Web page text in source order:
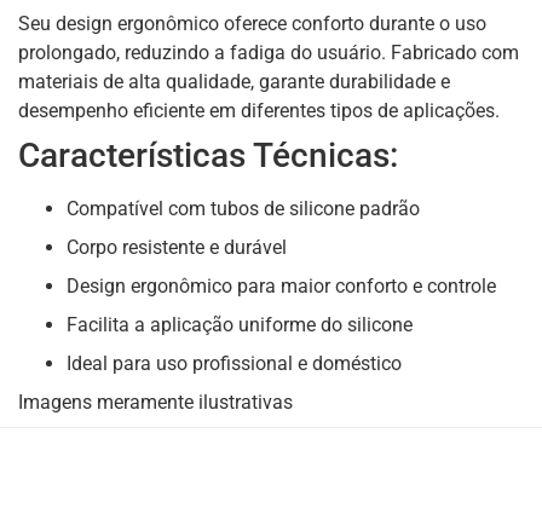
Seu design ergonômico oferece conforto durante o uso
prolongado, reduzindo a fadiga do usuário. Fabricado com
materiais de alta qualidade, garante durabilidade e
desempenho eficiente em diferentes tipos de aplicações.
Características Técnicas:
Compatível com tubos de silicone padrão
Corpo resistente e durável
Design ergonômico para maior conforto e controle
Facilita a aplicação uniforme do silicone
Ideal para uso profissional e doméstico
Imagens meramente ilustrativas